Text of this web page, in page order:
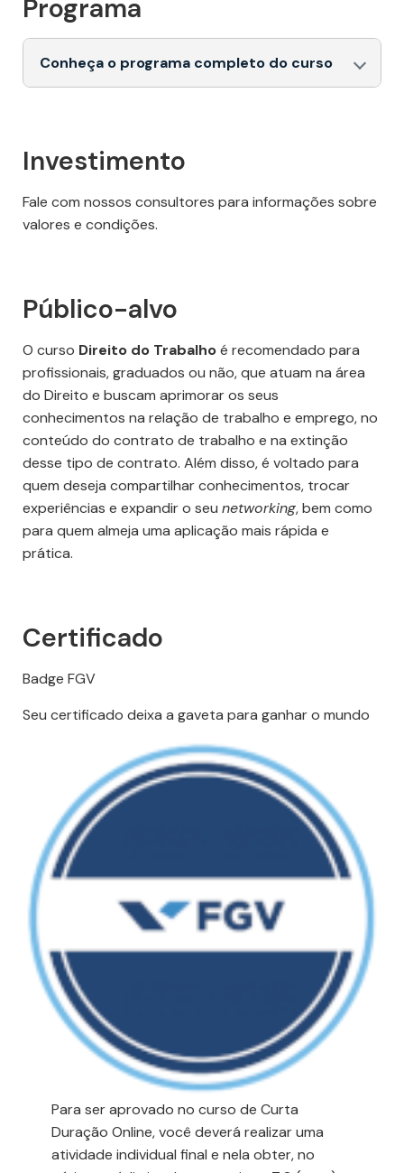
Programa
Conheça o programa completo do curso
Investimento
Fale com nossos consultores para informações sobre
valores e condições.
Público-alvo
O curso Direito do Trabalhoé recomendado para
profissionais, graduados ou não, que atuam na área
do Direito e buscam aprimorar os seus
conhecimentos na relação de trabalho e emprego, no
conteúdo do contrato de trabalho e na extinção
desse tipo de contrato. Além disso, é voltado para
quem deseja compartilhar conhecimentos, trocar
experiências e expandir o seu networking, bem como
para quem almeja uma aplicação mais rápida e
prática.
Certificado
Badge FGV
Seu certificado deixa a gaveta para ganhar o mundo
Para ser aprovado no curso de Curta
Duração Online, você deverá realizar uma
atividade individual final e nela obter, no